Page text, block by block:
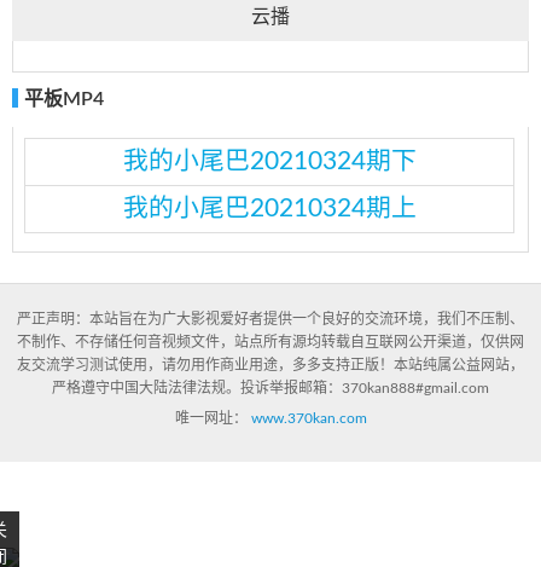
云播
平板MP4
我的小尾巴20210324期下
我的小尾巴20210324期上
严正声明：本站旨在为广大影视爱好者提供一个良好的交流环境，我们不压制、
不制作、不存储任何音视频文件，站点所有源均转载自互联网公开渠道，仅供网
友交流学习测试使用，请勿用作商业用途，多多支持正版！本站纯属公益网站，
严格遵守中国大陆法律法规。投诉举报邮箱：370kan888#gmail.com
唯一网址： www.370kan.com